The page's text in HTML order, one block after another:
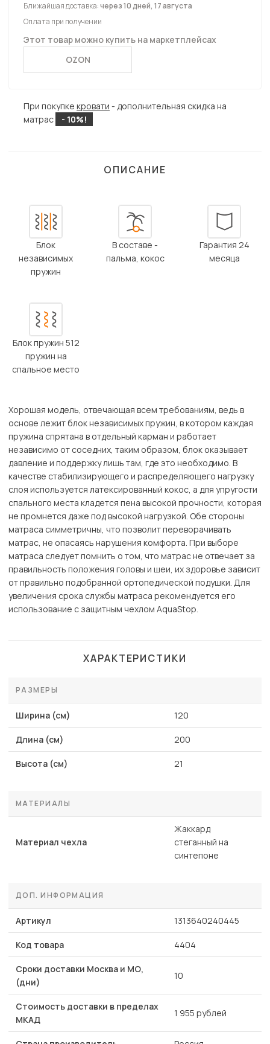
Ближайшая доставка:через 10 дней, 17 августа
Оплата при получении
Этот товар можно купить на маркетплейсах
OZON
При покупке кровати - дополнительная скидка на
матрас
- 10%!
ОПИСАНИЕ
Блок
независимых
пружин
В составе -
пальма, кокос
Гарантия 24
месяца
Блок пружин 512
пружин на
спальное место
Хорошая модель, отвечающая всем требованиям, ведь в
основе лежит блок независимых пружин, в котором каждая
пружина спрятана в отдельный карман и работает
независимо от соседних, таким образом, блок оказывает
давление и поддержку лишь там, где это необходимо. В
качестве стабилизирующего и распределяющего нагрузку
слоя используется латексированный кокос, а для упругости
спального места кладется пена высокой прочности, которая
не промнется даже под высокой нагрузкой. Обе стороны
матраса симметричны, что позволит переворачивать
матрас, не опасаясь нарушения комфорта. При выборе
матраса следует помнить о том, что матрас не отвечает за
правильность положения головы и шеи, их здоровье зависит
от правильно подобранной ортопедической подушки. Для
увеличения срока службы матраса рекомендуется его
использование с защитным чехлом AquaStop.
ХАРАКТЕРИСТИКИ
РАЗМЕРЫ
Ширина (см) 120
Длина (см) 200
Высота (см) 21
МАТЕРИАЛЫ
Материал чехла
Жаккард
стеганный на
синтепоне
ДОП. ИНФОРМАЦИЯ
Артикул 1313640240445
Код товара 4404
Сроки доставки Москва и МО,
(дни)
10
Стоимость доставки в пределах
МКАД
1 955 рублей